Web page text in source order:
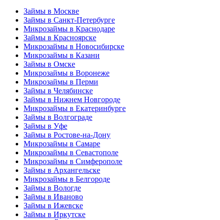
Займы в Москве
Займы в Санкт-Петербурге
Микрозаймы в Краснодаре
Займы в Красноярске
Микрозаймы в Новосибирске
Микрозаймы в Казани
Займы в Омске
Микрозаймы в Воронеже
Микрозаймы в Перми
Займы в Челябинске
Займы в Нижнем Новгороде
Микрозаймы в Екатеринбурге
Займы в Волгограде
Займы в Уфе
Займы в Ростове-на-Дону
Микрозаймы в Самаре
Микрозаймы в Севастополе
Микрозаймы в Симферополе
Займы в Архангельске
Микрозаймы в Белгороде
Займы в Вологде
Займы в Иваново
Займы в Ижевске
Займы в Иркутске